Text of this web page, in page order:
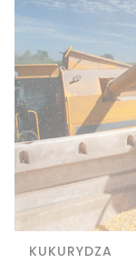
KUKURYDZA